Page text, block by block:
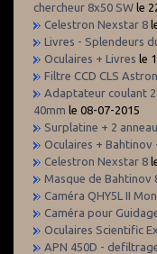
chercheur 8x50 SW le
Celestron Nexstar 8
Livres - Splendeurs
Oculaires + Livres le
Filtre CCD CLS
Adaptateur coulant
40mm le 08-07-2015
Surplatine + 2
Oculaires + Bahtinov
Celestron Nexstar 8
Masque de Bahtinov
Caméra QHY5L II
Caméra pour
Oculaires Scientific
APN 450D -